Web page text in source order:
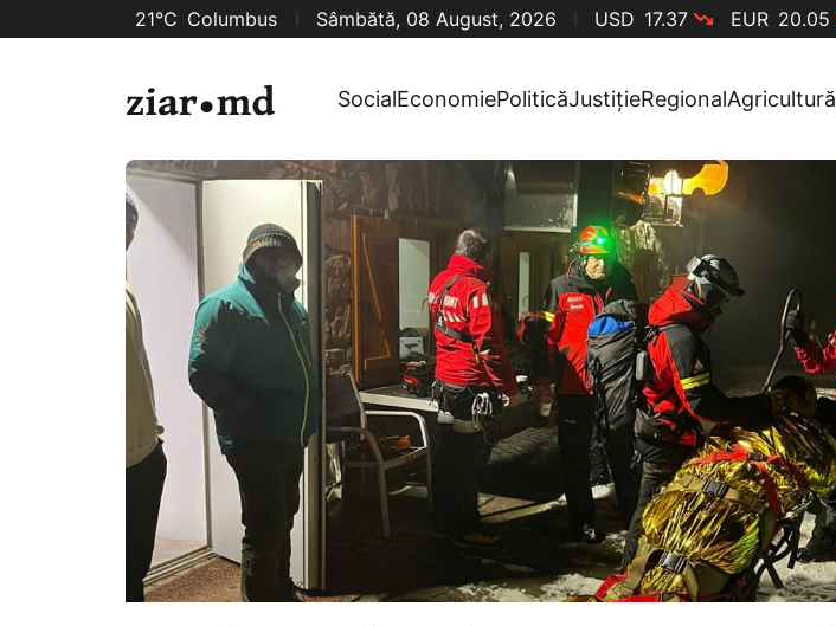
21°C Columbus Sâmbătă, 08 August, 2026 USD 17.37 EUR 20.05
SocialEconomiePoliticăJustițieRegionalAgricultură